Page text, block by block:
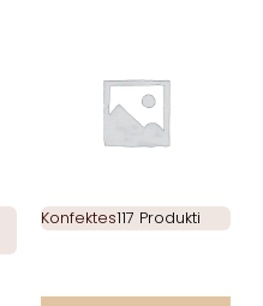
Konfektes117 Produkti